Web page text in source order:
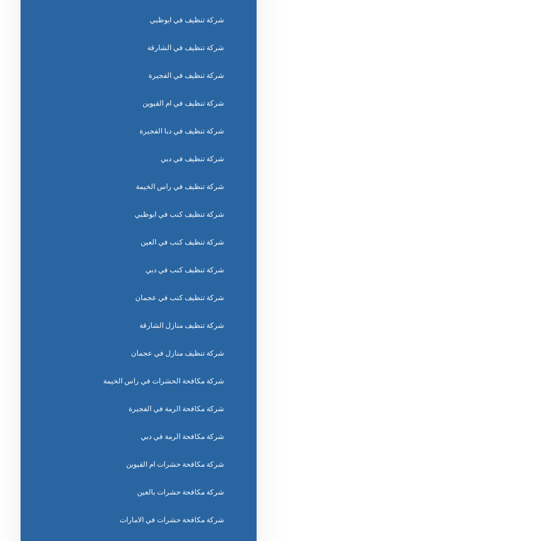
شركة تنظيف في ابوظبي
شركة تنظيف في الشارقة
شركة تنظيف في الفجيرة
شركة تنظيف في ام القيوين
شركة تنظيف في دبا الفجيرة
شركة تنظيف في دبي
شركة تنظيف في راس الخيمة
شركة تنظيف كنب في ابوظبي
شركة تنظيف كنب في العين
شركة تنظيف كنب في دبي
شركة تنظيف كنب في عجمان
شركة تنظيف منازل الشارقة
شركة تنظيف منازل في عجمان
شركة مكافحة الحشرات في راس الخيمة
شركة مكافحة الرمة في الفجيرة
شركة مكافحة الرمة في دبي
شركة مكافحة حشرات ام القيوين
شركة مكافحة حشرات بالعين
شركة مكافحة حشرات في الامارات